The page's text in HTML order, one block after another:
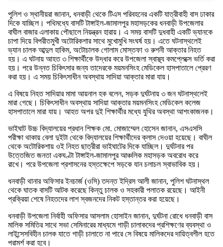
পুলিশ ও স্থানীয়রা জানান, ধনবাড়ী থেকে টিএস পরিবহনের একটি যাত্রীবাহী বাস ঢাকার
দিকে যাচ্ছিল। পথিমধ্যে বাসটি টাঙ্গাইল-জামালপুর মহাসড়কের ধনবাড়ী উপজেলার
বাঘীল বাজার এলাকায় পৌছালে নিয়ন্ত্রন হারায়। এ সময় বাসটি দুধবাহী একটি ভ্যানকে
চাপা দিয়ে বিপরীতমুখী অটোরিকশার সাথে মুখোমুখি সংঘর্ষ হয়। এতে ঘটনাস্থলেই
ভ্যান চালক আব্দুল হাকিম, অটোচালক গোলাম মোস্তফা ও রুশনী আক্তার নিহত
হয়। এ ঘটনায় আহত ৩ শিক্ষার্থীকে উদ্ধার করে উপজেলা স্বাস্থ্য কমপ্লেক্সে ভর্তি করা
হয়। পরে উন্নত চিকিৎসার জন্য তাদেরকে ময়মনসিংহ মেডিকেল হাসপাতালে প্রেরণ
করা হয়। এ সময় চিকিৎসাধীন অবস্থায় সাদিয়া আক্তার মারা যায়।
এ বিষয়ে নিহত সাদিয়ার মামা আয়নাল হক বলেন, সড়ক দুর্ঘটনায় ৩ জন ঘটনাস্থলেই
মারা গেছে। চিকিৎসাধীন অবস্থায় সাদিয়া আক্তার ময়মনসিংহ মেডিকেল কলেজ
হাসপাতালে মারা যায়। আহত অপর দুই শিক্ষার্থীর মধ্যে যুথির অবস্থা আশংকাজনক।
ভাইঘাট উচ্চ বিদ্যালয়ের প্রধান শিক্ষক মো. মোজাম্মেল হোসেন জানান, এসএসসি
পরীক্ষা থাকায় বেলা দুইটা থেকে বিদ্যালয়ের শিক্ষার্থীদের ক্লাস দেওয়া হয়েছে। বাঘীল
থেকে অটোরিকশায় ওই নিহত ছাত্রীরা ভাইঘাটের দিকে যাচ্ছিল। দুর্ঘটনার পর
উত্তেজিত জনতা একঘণ্টা টাঙ্গাইল-জামালপুর আঞ্চলিক মহাসড়ক অবরোধ করে
রাখে। পরে উপজেলা প্রশাসনের হস্তক্ষেপে সড়কে যান চলাচল স্বাভাবিক হয়।
ধনবাড়ী থানার অফিসার ইনচার্জ (ওসি) তদন্ত ইদ্রিস আলী জানান, পুলিশ ঘটনাস্থল
থেকে ঘাতক বাসটি আটক করেছে কিন্তু চালক ও সহকারী পলাতক রয়েছে। আইনী
প্রক্রিয়া শেষে নিহতদের লাশ স্বজনদের নিকট হস্তান্তর করা হয়েছে।
ধনবাড়ী উপজেলা নির্বাহী অফিসার আসলাম হোসাইন জানান, দুর্ঘটনা রোধে ধনবাড়ী বাস
মালিক সমিতির সাথে সভা সেমিনারের মাধ্যমে গাড়ী চালাকদের প্রশিক্ষণের ব্যবস্থা ও
লাইন্সেসবিহীন চালক যাতে গাড়ী চালাতে না পারে সে বিষয়ে মালিকদের দায়িত্বশীল হতে
পরামর্শ করা হবে।